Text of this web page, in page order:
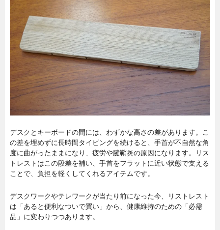
デスクとキーボードの間には、わずかな高さの差があります。こ
の差を埋めずに長時間タイピングを続けると、手首が不自然な角
度に曲がったままになり、疲労や腱鞘炎の原因になります。リス
トレストはこの段差を補い、手首をフラットに近い状態で支える
ことで、負担を軽くしてくれるアイテムです。
デスクワークやテレワークが当たり前になった今、リストレスト
は「あると便利なついで買い」から、健康維持のための「必需
品」に変わりつつあります。